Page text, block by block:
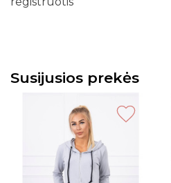
Susijusios prekės